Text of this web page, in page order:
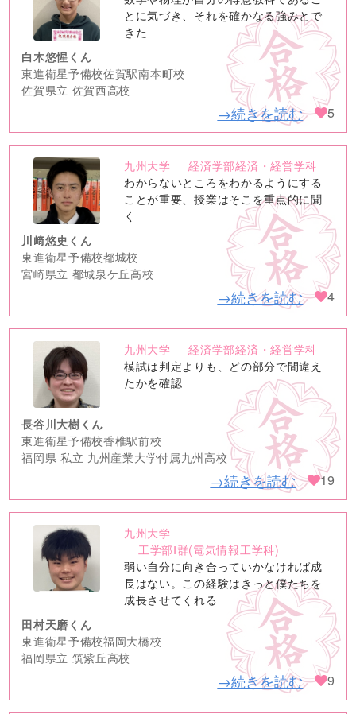
image
とに気づき、それを確かなる強みとで
きた
白木悠惺くん
東進衛星予備校佐賀駅南本町校
佐賀県立 佐賀西高校
→続きを読む 5
no
image
九州大学
経済学部経済・経営学科
わからないところをわかるようにする
ことが重要、授業はそこを重点的に聞
く
川﨑悠史くん
東進衛星予備校都城校
宮崎県立 都城泉ケ丘高校
→続きを読む 4
no
image
九州大学
経済学部経済・経営学科
模試は判定よりも、どの部分で間違え
たかを確認
長谷川大樹くん
東進衛星予備校香椎駅前校
福岡県 私立 九州産業大学付属九州高校
→続きを読む 19
no
image
九州大学
工学部Ⅰ群(電気情報工学科)
弱い自分に向き合っていかなければ成
長はない。この経験はきっと僕たちを
成長させてくれる
田村天磨くん
東進衛星予備校福岡大橋校
福岡県立 筑紫丘高校
→続きを読む 9